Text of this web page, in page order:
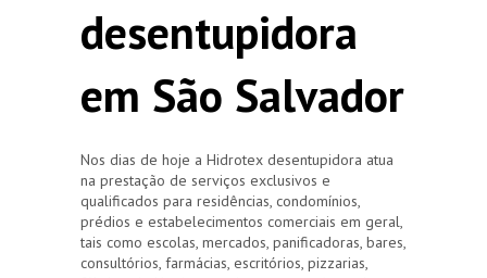
desentupidora
em São Salvador
Nos dias de hoje a Hidrotex desentupidora atua
na prestação de serviços exclusivos e
qualificados para residências, condomínios,
prédios e estabelecimentos comerciais em geral,
tais como escolas, mercados, panificadoras, bares,
consultórios, farmácias, escritórios, pizzarias,